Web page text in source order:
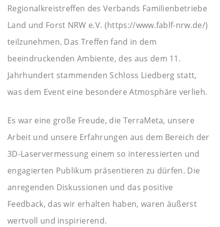
Regionalkreistreffen des Verbands Familienbetriebe
Land und Forst NRW e.V. (https://www.fablf-nrw.de/)
teilzunehmen. Das Treffen fand in dem
beeindruckenden Ambiente, des aus dem 11.
Jahrhundert stammenden Schloss Liedberg statt,
was dem Event eine besondere Atmosphäre verlieh.
Es war eine große Freude, die TerraMeta, unsere
Arbeit und unsere Erfahrungen aus dem Bereich der
3D-Laservermessung einem so interessierten und
engagierten Publikum präsentieren zu dürfen. Die
anregenden Diskussionen und das positive
Feedback, das wir erhalten haben, waren äußerst
wertvoll und inspirierend.